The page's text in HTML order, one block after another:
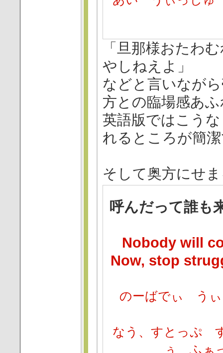
「旦那様おたわ
やしねえよ」
などと言いなが
方との臨場感あ
英語版ではこう
れるところが簡
そして奥方にせ
呼んだって誰も
Nobody will
Now, stop
のーばでぃ う
なう、すとっぷ
ぅ ふぁ